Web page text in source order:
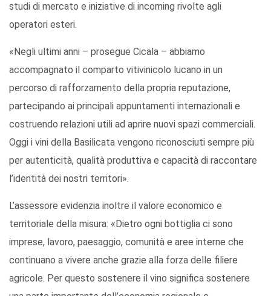
studi di mercato e iniziative di incoming rivolte agli
operatori esteri.
«Negli ultimi anni – prosegue Cicala – abbiamo
accompagnato il comparto vitivinicolo lucano in un
percorso di rafforzamento della propria reputazione,
partecipando ai principali appuntamenti internazionali e
costruendo relazioni utili ad aprire nuovi spazi commerciali.
Oggi i vini della Basilicata vengono riconosciuti sempre più
per autenticità, qualità produttiva e capacità di raccontare
l’identità dei nostri territori».
L’assessore evidenzia inoltre il valore economico e
territoriale della misura: «Dietro ogni bottiglia ci sono
imprese, lavoro, paesaggio, comunità e aree interne che
continuano a vivere anche grazie alla forza delle filiere
agricole. Per questo sostenere il vino significa sostenere